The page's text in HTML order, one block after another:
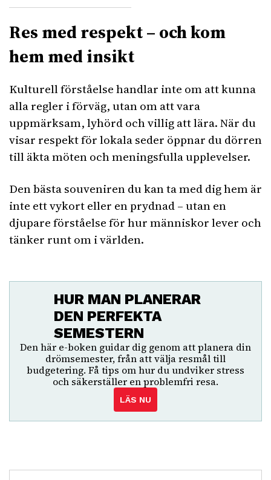
Res med respekt – och kom
hem med insikt
Kulturell förståelse handlar inte om att kunna
alla regler i förväg, utan om att vara
uppmärksam, lyhörd och villig att lära. När du
visar respekt för lokala seder öppnar du dörren
till äkta möten och meningsfulla upplevelser.
Den bästa souveniren du kan ta med dig hem är
inte ett vykort eller en prydnad – utan en
djupare förståelse för hur människor lever och
tänker runt om i världen.
HUR MAN PLANERAR
DEN PERFEKTA
SEMESTERN
Den här e-boken guidar dig genom att planera din
drömsemester, från att välja resmål till
budgetering. Få tips om hur du undviker stress
och säkerställer en problemfri resa.
LÄS NU